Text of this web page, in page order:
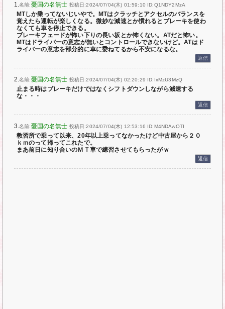
1.名前:憂国の名無士 投稿日:2024/07/04(木) 01:59:10 ID:Q1NDY2MzA
MTしか乗ってないじいやで。MTはクラッチとアクセルのバランスを
覚えたら運転が楽しくなる。微妙な減速とか慣れるとブレーキを使わ
なくても車を停止できる。
ブレーキフェードが怖い下りの長い坂とか怖くない。ATだと怖い。
MTはドライバーの意志が無いとコントロールできないけど。ATはド
ライバーの意志を部分的に車に委ねてるから不安になるな。
返信
2.名前:憂国の名無士 投稿日:2024/07/04(木) 02:20:29 ID:IxMzU3MzQ
止まる時はブレーキだけではなくシフトダウンしながら減速する
な・・・
返信
3.名前:憂国の名無士 投稿日:2024/07/04(木) 12:53:16 ID:M4NDAwOTI
教習所で乗って以来、20年以上乗ってなかったけど中古屋から２０
ｋｍのって帰ってこれたで。
まあ前日に知り合いのＭＴ車で練習させてもらったがｗ
返信